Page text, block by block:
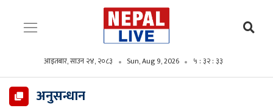
आइतबार, साउन २४, २०८३ Sun, Aug 9, 2026 ५ : ३२ : ३४
अनुसन्धान